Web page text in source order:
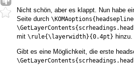
Nicht schön, aber es klappt. Nun habe
Seite durch
mit \rule{\layerwidth}{0.4pt}
Gibt es eine Möglichkeit, die erste